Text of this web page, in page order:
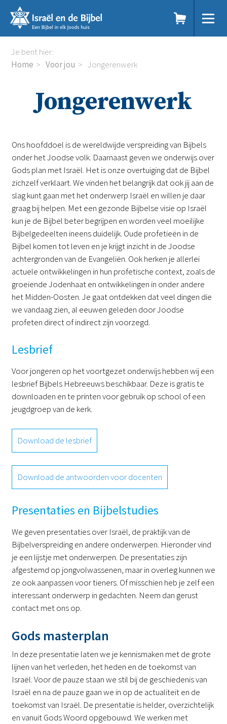
links
naar
de
Spring
naar
Je bent hier:
Home
Voor jou Jongerenwerk
Jongerenwerk
Ons hoofddoel is de wereldwijde verspreiding van Bijbels
onder het Joodse volk. Daarnaast geven we onderwijs over
Gods plan met Israël. Het is onze overtuiging dat de Bijbel
zichzelf verklaart. We vinden het belangrijk dat ook jij aan de
slag kunt gaan met het onderwerp Israël en willen je daar
graag bij helpen. Met een gezonde Bijbelse visie op Israël
kun je de Bijbel beter begrijpen en worden veel moeilijke
Bijbelgedeelten ineens duidelijk. Oude profetieën in de
Bijbel komen tot leven en je krijgt inzicht in de Joodse
achtergronden van de Evangeliën. Ook herken je allerlei
actuele ontwikkelingen in hun profetische context, zoals de
groeiende Jodenhaat en ontwikkelingen in onder andere
het Midden-Oosten. Je gaat ontdekken dat veel dingen die
we vandaag zien, al eeuwen geleden door Joodse
profeten direct of indirect zijn voorzegd.
Lesbrief
Voor jongeren op het voortgezet onderwijs hebben wij een
lesbrief Bijbels Hebreeuws beschikbaar. Deze is gratis te
downloaden en te printen voor gebruik op school of een
jeugdgroep van de kerk.
Download de lesbrief
Download de antwoorden voor docenten
Presentaties en Bijbelstudies
We geven presentaties over Israël, de praktijk van de
Bijbelverspreiding en andere onderwerpen. Hieronder vind
je een lijstje met onderwerpen. De presentaties zijn
afgestemd op jongvolwassenen, maar in overleg kunnen we
ze ook aanpassen voor tieners. Of misschien heb je zelf een
interessant onderwerp in gedachten. Neem dan gerust
contact met ons op.
Gods masterplan
In deze presentatie laten we je kennismaken met de grote
lijnen van het verleden, het heden en de toekomst van
Israël. Voor de pauze staan we stil bij de geschiedenis van
Israël en na de pauze gaan we in op de actualiteit en de
toekomst van Israël. De presentatie is helder, overzichtelijk
en vanuit Gods Woord opgebouwd. We werken met
Dit doen we
Doe mee
Kennisbank
Podcast
Agenda
Kinderwerk
Jongerenwerk
Het Studiehuis (cursus)
Webshop
Over ons
DE EN NL RU